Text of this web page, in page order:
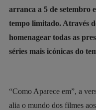
arranca a 5 de setembro
tempo limitado. Através
homenagear todas as
séries mais icónicas do
“Como Aparece em”, a
alia o mundo dos filmes